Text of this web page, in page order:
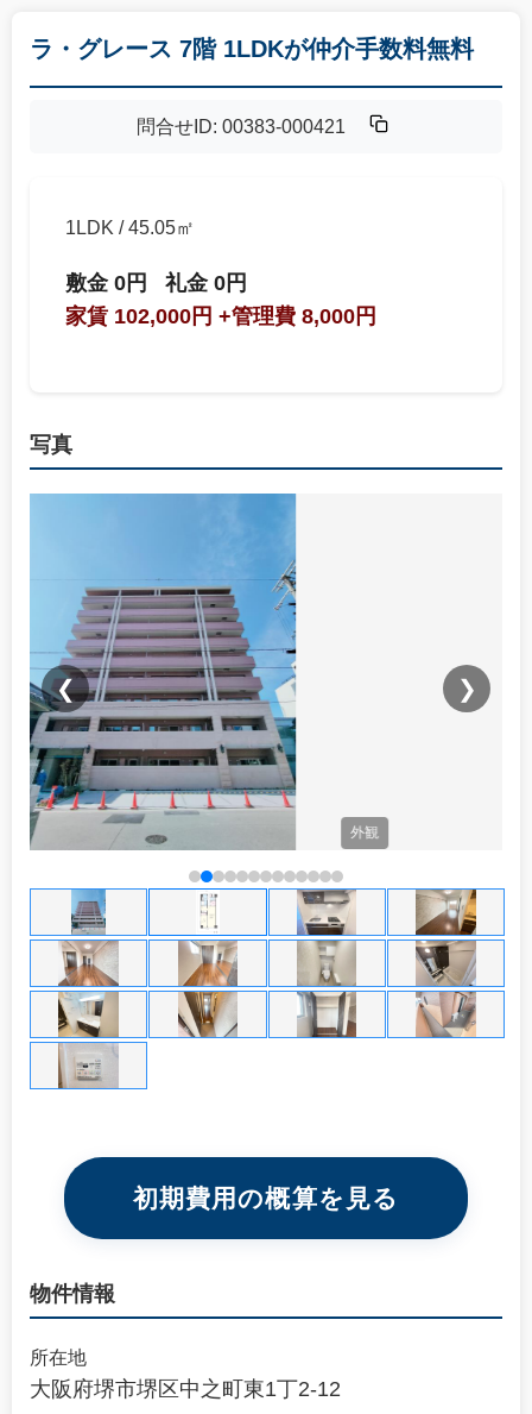
ラ・グレース 7階 1LDKが仲介手数料無料
問合せID: 00383-000421
1LDK / 45.05㎡
敷金 0円
礼金 0円
家賃 102,000円 +管理費 8,000円
写真
❮ ❯
初期費用の概算を見る
物件情報
所在地
大阪府堺市堺区中之町東1丁2-12